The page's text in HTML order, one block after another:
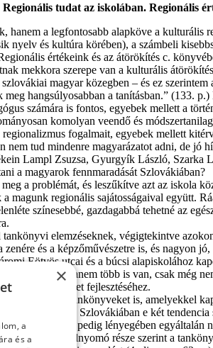
tudat az iskolában. Regionális
hanem a legfontosabb alapköve a
nyelv és kultúra körében), a számbeli
értékeink és az átörökítés c.
mekkora szerepe van a kulturális
magyar kö­zegben – és ez
meg hangsúlyosabban a tanításban.” (133.
számára is fontos, egyebek mellett a
komolyan veendő és
fogalmait, egyebek mellett
nem tud mindenre magyarázatot adni, de jó
Lampl Zsuzsa, Gyurgyík László, Szarka
a magyarok fennmaradását Szlovákiában?
a problémát, és leszűkítve azt az iskola
magunk regionális sajátosságaival együtt.
színesebbé, gazdagabbá tehetné az
elemzéseknek, végigtekintve
és a képzőművészetre is, és nagyon
Eötvös utcai és a búcsi alapiskolához
ismerünk (alighanem több is van, csak még
nyújt e terület fejlesztéséhez.
a történelemtankönyveket is, amelyekkel
szorgalmazása. Szlovákiában e két
tankönyvek pedig lényegében
túlnyomó része szerint a
×
a
és a